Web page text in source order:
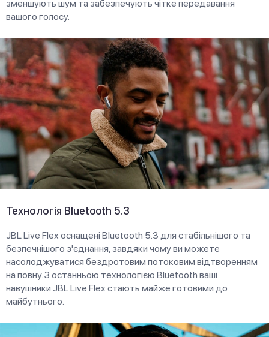
зменшують шум та забезпечують чітке передавання
вашого голосу.
Технологія Bluetooth 5.3
JBL Live Flex оснащені Bluetooth 5.3 для стабільнішого та
безпечнішого з'єднання, завдяки чому ви можете
насолоджуватися бездротовим потоковим відтворенням
на повну. З останньою технологією Bluetooth ваші
навушники JBL Live Flex стають майже готовими до
майбутнього.